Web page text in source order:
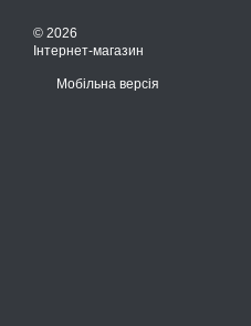
© 2026
Інтернет-магазин
Мобільна версія